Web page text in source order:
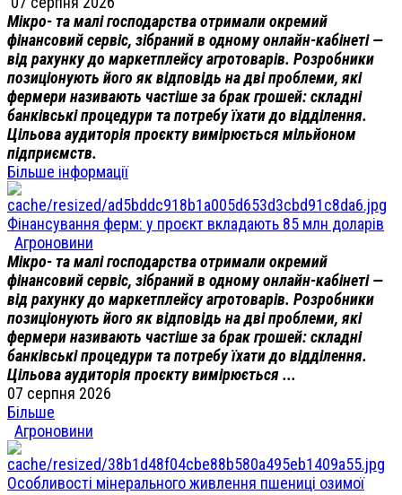
Мікро- та малі господарства отримали окремий
фінансовий сервіс, зібраний в одному онлайн-кабінеті —
від рахунку до маркетплейсу агротоварів. Розробники
позиціонують його як відповідь на дві проблеми, які
фермери називають частіше за брак грошей: складні
банківські процедури та потребу їхати до відділення.
Цільова аудиторія проєкту вимірюється мільйоном
підприємств.
Більше інформації
Фінансування ферм: у проєкт вкладають 85 млн доларів
Агроновини
Мікро- та малі господарства отримали окремий
фінансовий сервіс, зібраний в одному онлайн-кабінеті —
від рахунку до маркетплейсу агротоварів. Розробники
позиціонують його як відповідь на дві проблеми, які
фермери називають частіше за брак грошей: складні
банківські процедури та потребу їхати до відділення.
Цільова аудиторія проєкту вимірюється ...
07 серпня 2026
Більше
Агроновини
Особливості мінерального живлення пшениці озимої